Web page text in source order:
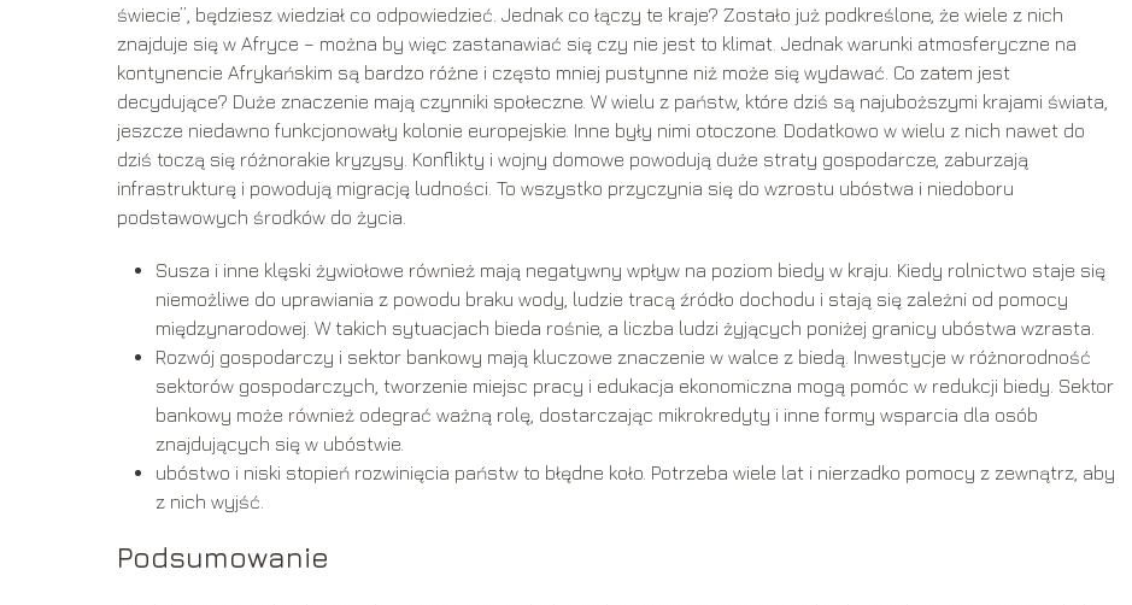
świecie”, będziesz wiedział co odpowiedzieć. Jednak co łączy te kraje? Zostało już podkreślone, że wiele z nich
znajduje się w Afryce – można by więc zastanawiać się czy nie jest to klimat. Jednak warunki atmosferyczne na
kontynencie Afrykańskim są bardzo różne i często mniej pustynne niż może się wydawać. Co zatem jest
decydujące? Duże znaczenie mają czynniki społeczne. W wielu z państw, które dziś są najuboższymi krajami świata,
jeszcze niedawno funkcjonowały kolonie europejskie. Inne były nimi otoczone. Dodatkowo w wielu z nich nawet do
dziś toczą się różnorakie kryzysy. Konflikty i wojny domowe powodują duże straty gospodarcze, zaburzają
infrastrukturę i powodują migrację ludności. To wszystko przyczynia się do wzrostu ubóstwa i niedoboru
podstawowych środków do życia.
Susza i inne klęski żywiołowe również mają negatywny wpływ na poziom biedy w kraju. Kiedy rolnictwo staje się
niemożliwe do uprawiania z powodu braku wody, ludzie tracą źródło dochodu i stają się zależni od pomocy
międzynarodowej. W takich sytuacjach bieda rośnie, a liczba ludzi żyjących poniżej granicy ubóstwa wzrasta.
Rozwój gospodarczy i sektor bankowy mają kluczowe znaczenie w walce z biedą. Inwestycje w różnorodność
sektorów gospodarczych, tworzenie miejsc pracy i edukacja ekonomiczna mogą pomóc w redukcji biedy. Sektor
bankowy może również odegrać ważną rolę, dostarczając mikrokredyty i inne formy wsparcia dla osób
znajdujących się w ubóstwie.
ubóstwo i niski stopień rozwinięcia państw to błędne koło. Potrzeba wiele lat i nierzadko pomocy z zewnątrz, aby
z nich wyjść.
Podsumowanie